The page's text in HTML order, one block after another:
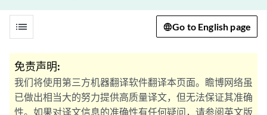
list Go to English page
免责声明:
我们将使用第三方机器翻译软件翻译本页面。瞻博网络虽
已做出相当大的努力提供高质量译文，但无法保证其准确
性。如果对译文信息的准确性有任何疑问，请参阅英文版